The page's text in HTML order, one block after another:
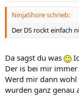
NinjaShore schrieb:
Der DS rockt einfach
Da sagst du was
Der is bei mir immer
Werd mir dann wohl
wurden ganz genau